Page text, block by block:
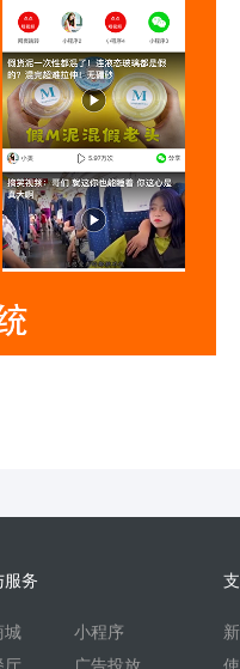
服务
城
小程序